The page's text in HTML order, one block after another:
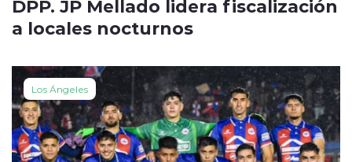
DPP. JP Mellado lidera fiscalización
a locales nocturnos
Los Ángeles